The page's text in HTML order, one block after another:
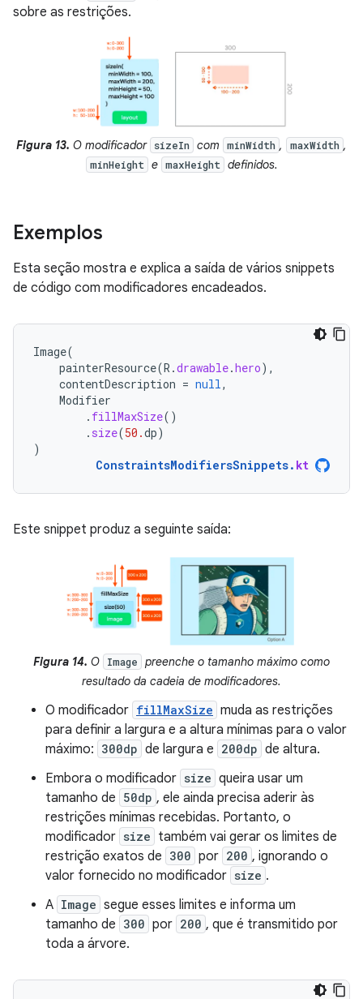
sobre as restrições.
Figura 13. O modificador sizeIn com minWidth , maxWidth ,
minHeight e maxHeight definidos.
Exemplos
Esta seção mostra e explica a saída de vários snippets
de código com modificadores encadeados.
Image(
painterResource(R .drawable.hero),
contentDescription = null,
Modifier
. fillMaxSize()
. size(50.dp)
)
ConstraintsModifiersSnippets. kt
Este snippet produz a seguinte saída:
Figura 14. O Image
preenche o tamanho máximo como
resultado da cadeia de modificadores.
O modificador fillMaxSize muda as restrições
para definir a largura e a altura mínimas para o valor
máximo: 300dp de largura e 200dp de altura.
Embora o modificador size queira usar um
tamanho de 50dp , ele ainda precisa aderir às
restrições mínimas recebidas. Portanto, o
modificador size também vai gerar os limites de
restrição exatos de 300 por 200 , ignorando o
valor fornecido no modificador size .
A Image segue esses limites e informa um
tamanho de 300 por 200 , que é transmitido por
toda a árvore.